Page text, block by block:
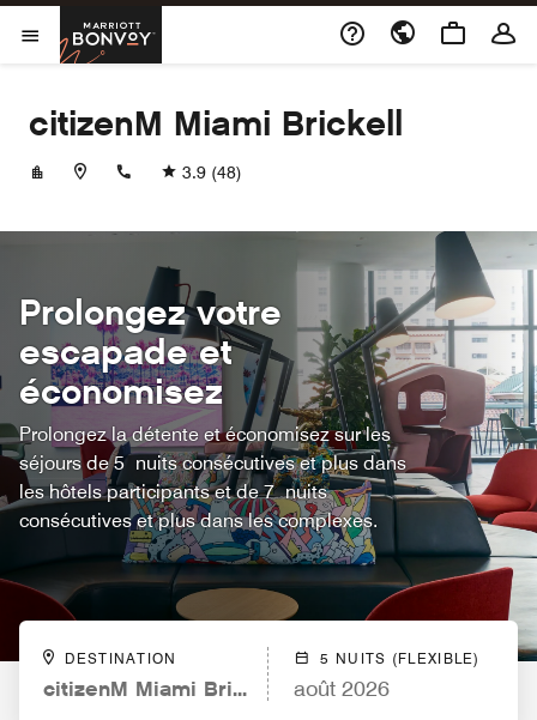
Skip to Content
Ouvrir le menu
Marriott Bonvoy
citizenM Miami Brickell
+13055293624
3.9 (48)
Prolongez votre
escapade et
économisez
Prolongez la détente et économisez sur les
séjours de 5 nuits consécutives et plus dans
les hôtels participants et de 7 nuits
consécutives et plus dans les complexes.
DESTINATION
citizenM Miami Brickell
5 NUITS (FLEXIBLE)
août 2026